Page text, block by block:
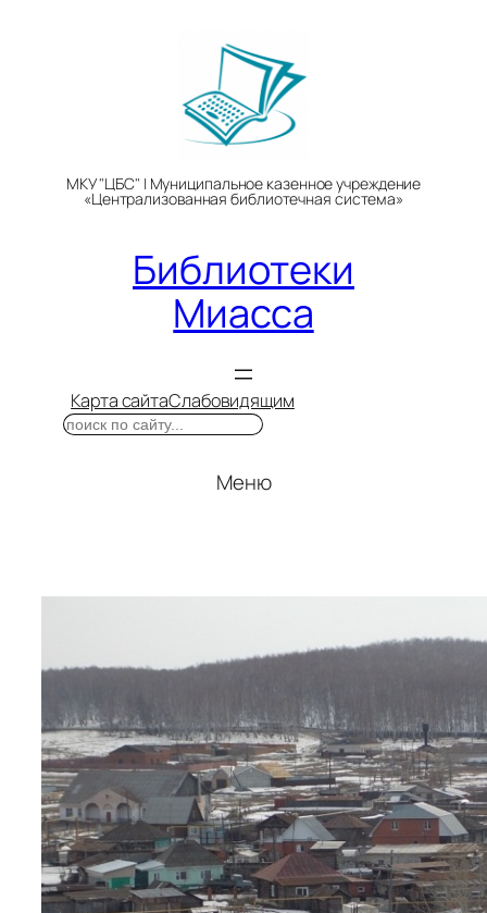
МКУ "ЦБС" | Муниципальное казенное учреждение
«Централизованная библиотечная система»
Библиотеки
Миасса
Карта сайтаСлабовидящим
Поиск
Меню